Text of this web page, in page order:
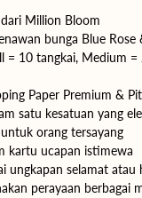
Million Bloom
bunga Blue Rose
= 10 tangkai, Medium =
Paper Premium &
satu kesatuan yang
orang tersayang
kartu ucapan istimewa
ungkapan selamat atau
perayaan berbagai